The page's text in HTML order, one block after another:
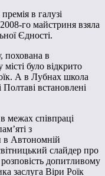
в галузі
го майстриня взяла
Єдності.
похована в
було відкрито
А в Лубнах школа
встановлені
межах співпраці
з
в Автономній
слайдер про
допитливому
заслуга Віри Роїк